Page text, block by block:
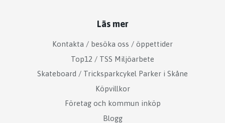
Läs mer
Kontakta / besöka oss / öppettider
Top12 / TSS Miljöarbete
Skateboard / Tricksparkcykel Parker i Skåne
Köpvillkor
Företag och kommun inköp
Blogg